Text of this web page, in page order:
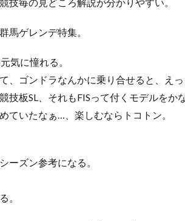
馬ゲレンデ特集。
気に憧れる。
、ゴンドラなんかに乗り合せると、え
技板SL、それもFISって付くモデルをか
ていたなぁ…、楽しむならトコトン。
ーズン参考になる。
。